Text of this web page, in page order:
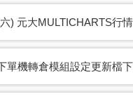
六) 元大MULTICHARTS行
單機轉倉模組設定更新檔